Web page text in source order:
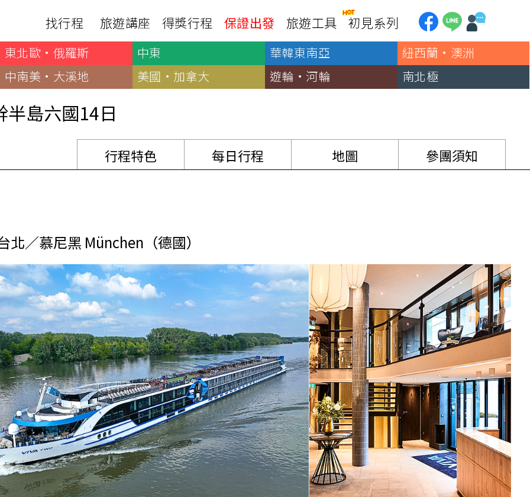
找行程
本
溪
南紀熊野古道
四國
北陸
旅館
‧谷川
🍁四國山陽
級飛鳥-花火節
航
青藏鐵路
華城
嶽南怡島
富國島
非洲
中非９國
西非１８國
動物大遷徙
馬達加斯加
模里西斯
中南亞
中亞５國
印度
斯里蘭卡
不丹‧大吉嶺‧喀什米爾
中東
海灣５國
土耳其
沙烏地阿拉伯
阿曼
卡達
科威特
巴林
澳洲
紐西蘭
大溪地
加東賞楓
美國
美西國家公園
天空之鏡-玻利維亞
中美５國
祕魯
智利
兩極會
北極 南極
荷美遊輪
阿拉斯加
極光峽灣
巴拿馬運河
銀海遊輪
大洋遊輪
NCL遊輪
旅遊講座 得獎行程 保證出發 旅遊工具
載
務確認單
照切結書
卡單
遊定型化契約
出國資訊
護照申辦
全球天氣
航班查詢
各國電壓
銀行優惠
第一銀行刷卡回饋
中國信託3期/6期
初見系列
東北歐·俄羅斯 中東 華韓東南亞
紐西蘭·澳洲
中南美·大溪地
美國·加拿大 遊輪·河輪 南北極
島六國14日
參團須知
地圖
每日行程
行程特色
北／慕尼黑 München（德國）